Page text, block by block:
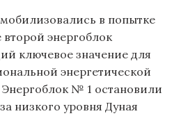
в попытке
второй энергоблок
ключевое значение для
энергетической
№ 1 остановили
низкого уровня Дуная